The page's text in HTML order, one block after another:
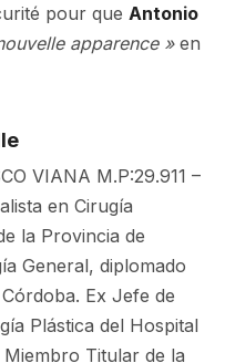
pour que Antonio
apparence »en
VIANA M.P:29.911 –
en Cirugía
la Provincia de
General, diplomado
Ex Jefe de
Plástica del Hospital
Titular de la